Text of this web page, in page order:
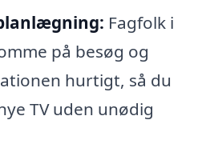
Fagfolk i
på besøg og
hurtigt, så du
TV uden unødig